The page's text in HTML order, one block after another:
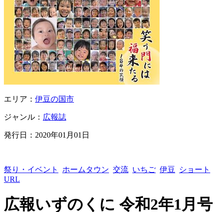
エリア： 伊豆の国市
ジャンル： 広報誌
発行日： 2020年01月01日
祭り・イベント ホームタウン 交流 いちご 伊豆
ショート
URL
広報いずのくに 令和2年1月号